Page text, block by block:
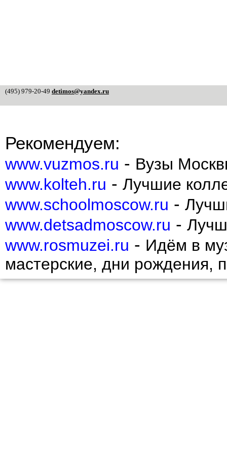
(495) 979-20-49 detimos@yandex.ru
Рекомендуем:
www.vuzmos.ru - Вузы
www.kolteh.ru - Лучшие
www.schoolmoscow.ru -
www.detsadmoscow.ru -
www.rosmuzei.ru - Идём в
мастерские, дни рождения,